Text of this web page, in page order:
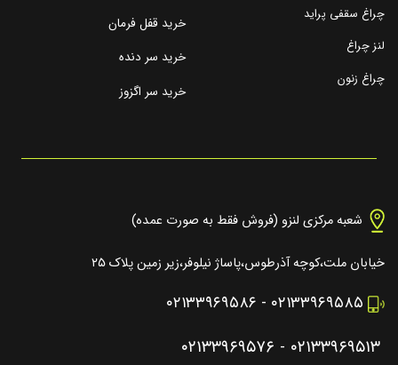
چراغ سقفی پراید
لنز چراغ
چراغ زنون
خرید قفل فرمان
خرید سر دنده
خرید سر اگزوز
شعبه مرکزی لنزو (فروش فقط به صورت عمده)
خیابان ملت،کوچه آذرطوس،پاساژ نیلوفر،زیر زمین پلاک ۲۵
۰۲۱۳۳۹۶۹۵۸۵ - ۰۲۱۳۳۹۶۹۵۸۶
۰۲۱۳۳۹۶۹۵۱۳ - ۰۲۱۳۳۹۶۹۵۷۶